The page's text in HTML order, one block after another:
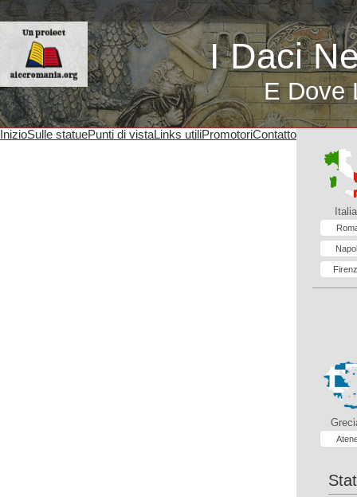
I Daci
E Dove
InizioSulle statuePunti di vistaLinks utiliPromotoriContatto
Italia